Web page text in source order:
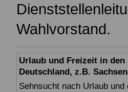
Wahlvorstand.
Urlaub und Freizeit in
Deutschland, z.B.
Sehnsucht nach Urlaub